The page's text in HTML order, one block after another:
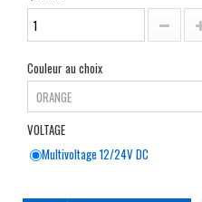
Couleur au choix
VOLTAGE
Multivoltage 12/24V DC